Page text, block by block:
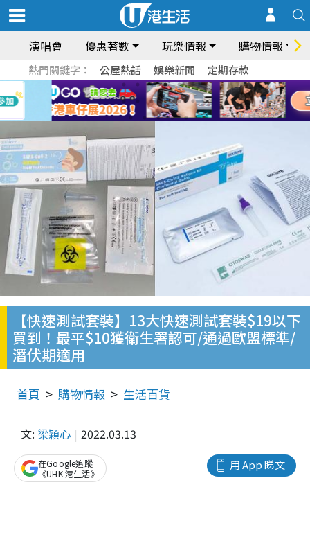
演唱會 優惠著數 玩樂情報 購物情報
熱門關鍵字： 公屋熱話 娛樂新聞 定期存款
【快速測試套裝】13大快速測試套裝$19以下
買到！最平$10獲衛生署認可/通過歐盟標準/
潛伏期適用
首頁 購物情報 生活百貨
文: 梁穎心 2022.03.13
用 App 睇文
在Google追蹤
《UHK 港生活》